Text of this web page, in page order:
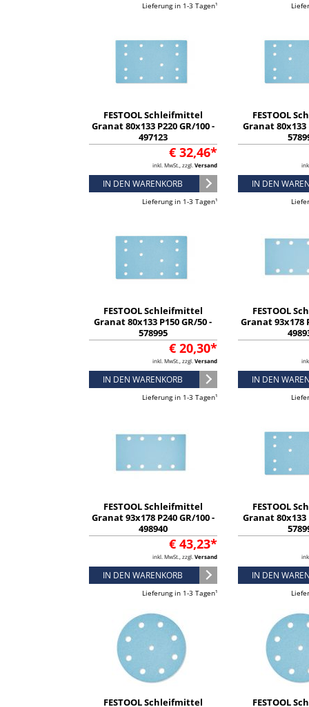
Lieferung in 1-3 Tagen¹
FESTOOL Schleifmittel
Granat 80x133 P220 GR/100 -
497123
€ 32,46*
inkl. MwSt., zzgl. Versand
IN DEN WARENKORB
Lieferung in 1-3 Tagen¹
FESTOOL
Granat 80x133
IN DEN
FESTOOL Schleifmittel
Granat 80x133 P150 GR/50 -
578995
€ 20,30*
inkl. MwSt., zzgl. Versand
IN DEN WARENKORB
Lieferung in 1-3 Tagen¹
FESTOOL
Granat 93x178
IN DEN
FESTOOL Schleifmittel
Granat 93x178 P240 GR/100 -
498940
€ 43,23*
inkl. MwSt., zzgl. Versand
IN DEN WARENKORB
Lieferung in 1-3 Tagen¹
FESTOOL
Granat 80x133
IN DEN
FESTOOL Schleifmittel FESTOOL